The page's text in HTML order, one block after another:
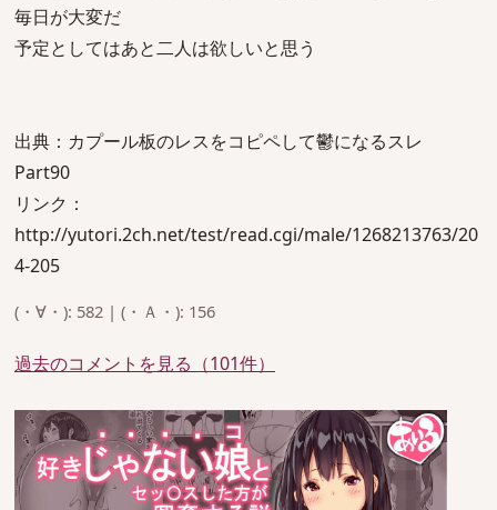
毎日が大変だ
予定としてはあと二人は欲しいと思う
出典：カプール板のレスをコピペして鬱になるスレ
Part90
リンク：
http://yutori.2ch.net/test/read.cgi/male/1268213763/20
4-205
(・∀・): 582 | (・Ａ・): 156
過去のコメントを見る（101件）